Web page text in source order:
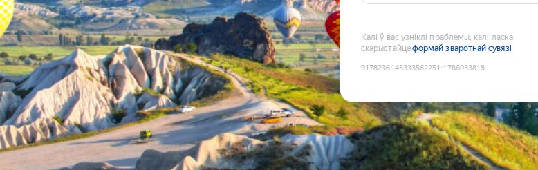
Калі ў вас узніклі праблемы, калі ласка,
скарыстайцеформай зваротнай сувязі
9178236143333562251 :1786033818